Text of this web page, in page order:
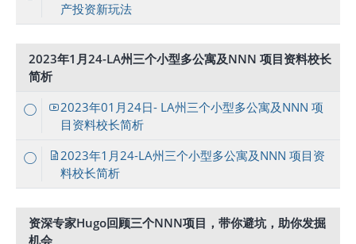
产投资新玩法
2023年1月24-LA州三个小型多公寓及NNN 项目资料校长
简析
2023年01月24日- LA州三个小型多公寓及NNN 项
目资料校长简析
2023年1月24-LA州三个小型多公寓及NNN 项目资
料校长简析
资深专家Hugo回顾三个NNN项目，带你避坑，助你发掘
机会